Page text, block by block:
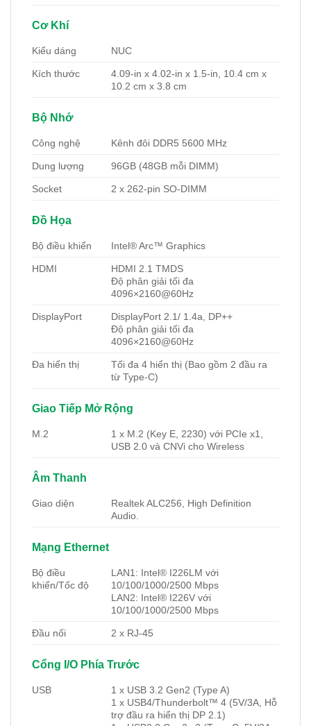
Cơ Khí
Kiểu dáng NUC
Kích thước
4.09-in x 4.02-in x 1.5-in, 10.4 cm x
10.2 cm x 3.8 cm
Bộ Nhớ
Công nghệ Kênh đôi DDR5 5600 MHz
Dung lượng 96GB (48GB mỗi DIMM)
Socket 2 x 262-pin SO-DIMM
Đồ Họa
Bộ điều khiển Intel® Arc™ Graphics
HDMI
HDMI 2.1 TMDS
Độ phân giải tối đa
4096×2160@60Hz
DisplayPort
DisplayPort 2.1/ 1.4a, DP++
Độ phân giải tối đa
4096×2160@60Hz
Đa hiển thị
Tối đa 4 hiển thị (Bao gồm 2 đầu ra
từ Type-C)
Giao Tiếp Mở Rộng
M.2
1 x M.2 (Key E, 2230) với PCIe x1,
USB 2.0 và CNVi cho Wireless
Âm Thanh
Giao diện
Realtek ALC256, High Definition
Audio.
Mạng Ethernet
Bộ điều
khiển/Tốc độ
LAN1: Intel® I226LM với
10/100/1000/2500 Mbps
LAN2: Intel® I226V với
10/100/1000/2500 Mbps
Đầu nối 2 x RJ-45
Cổng I/O Phía Trước
USB
1 x USB 3.2 Gen2 (Type A)
1 x USB4/Thunderbolt™ 4 (5V/3A, Hỗ
trợ đầu ra hiển thị DP 2.1)